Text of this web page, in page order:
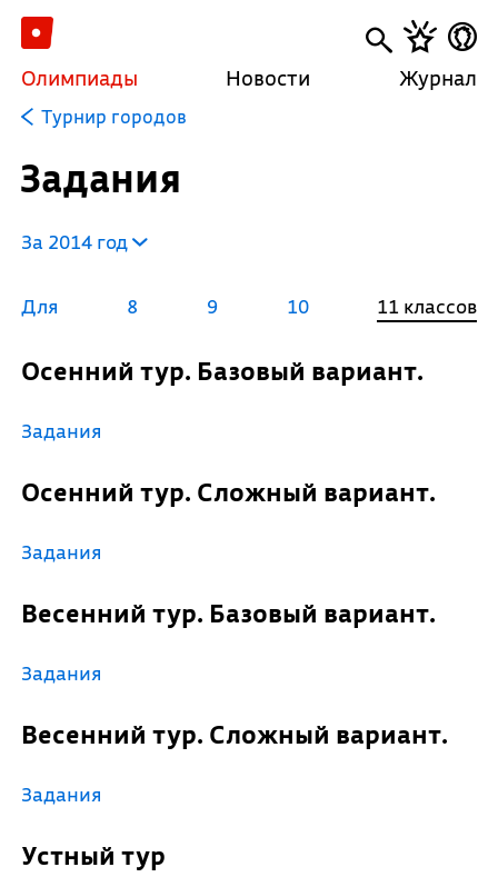
Олимпиады Новости Журнал
Турнир городов
Задания
За 2014 год
Для 8 9 10 11 классов
Осенний тур. Базовый вариант.
Задания
Осенний тур. Сложный вариант.
Задания
Весенний тур. Базовый вариант.
Задания
Весенний тур. Сложный вариант.
Задания
Устный тур